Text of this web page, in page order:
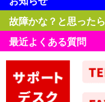
故障かな？と思ったら
最近よくある質問